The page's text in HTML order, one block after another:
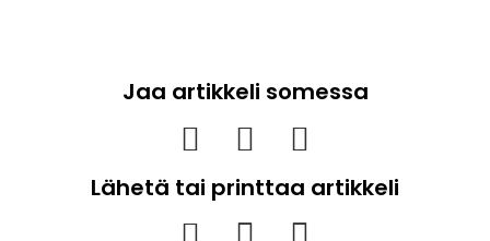
Jaa artikkeli somessa
Lähetä tai printtaa artikkeli